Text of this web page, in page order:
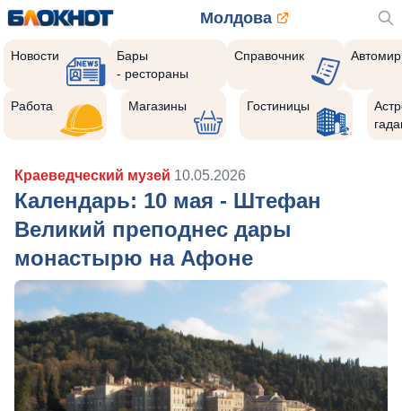
Молдова
Новости
Бары
- рестораны
Справочник Автомир
Работа Магазины Гостиницы
Краеведческий музей 10.05.2026
Календарь: 10 мая - Штефан
Великий преподнес дары
монастырю на Афоне